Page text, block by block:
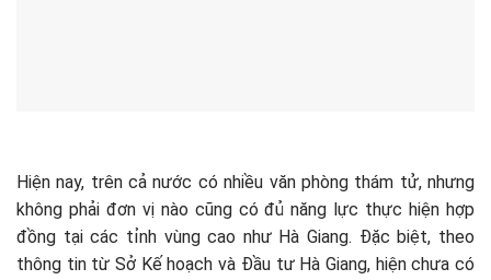
Hiện nay, trên cả nước có nhiều văn phòng thám tử, nhưng
không phải đơn vị nào cũng có đủ năng lực thực hiện hợp
đồng tại các tỉnh vùng cao như Hà Giang. Đặc biệt, theo
thông tin từ Sở Kế hoạch và Đầu tư Hà Giang, hiện chưa có